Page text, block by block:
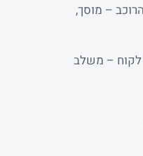
הרוכב – מוסך,
לקוח – משלב